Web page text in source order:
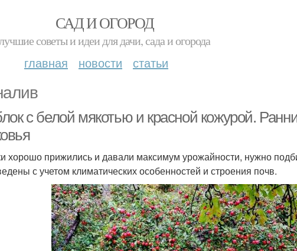
САД И ОГОРОД
советы и идеи для дачи, сада и огорода
главная новости статьи
с белой мякотью и красной кожурой.
хорошо прижились и давали максимум урожайности, нужно
с учетом климатических особенностей и строения почв.